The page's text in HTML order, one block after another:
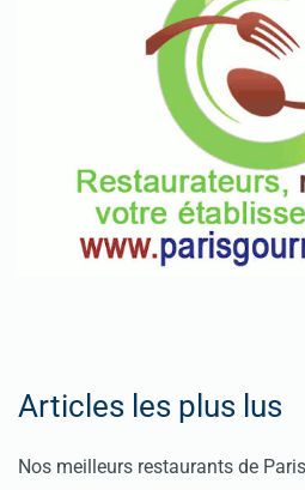
Articles les plus lus
Nos meilleurs restaurants de